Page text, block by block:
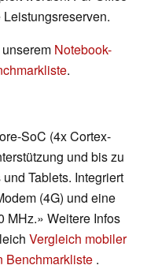
Notebook-
.
SoC (4x Cortex-
und bis zu
Tablets. Integriert
(4G) und eine
MHz.» Weitere Infos
Vergleich mobiler
Benchmarkliste .